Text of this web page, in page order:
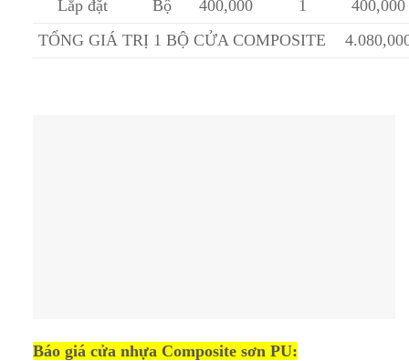
Lắp đặt Bộ 400,000 1
400,000
TỔNG GIÁ TRỊ 1 BỘ CỬA COMPOSITE
Báo giá cửa nhựa Composite sơn PU: